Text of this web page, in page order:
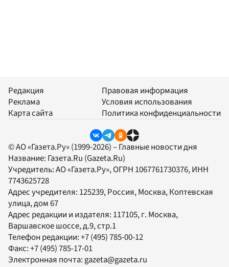
Редакция
Реклама
Карта сайта
Правовая информация
Условия использования
Политика конфиденциальности
© АО «Газета.Ру» (1999-2026) – Главные новости дня
Название: Газета.Ru (Gazeta.Ru)
Учредитель:АО «Газета.Ру», ОГРН 1067761730376, ИНН
7743625728
Адрес учредителя: 125239, Россия, Москва, Коптевская
улица, дом 67
Адрес редакции и издателя: 117105, г. Москва,
Варшавское шоссе, д.9, стр.1
Телефон редакции:+7 (495) 785-00-12
Факс:+7 (495) 785-17-01
Электронная почта:gazeta@gazeta.ru